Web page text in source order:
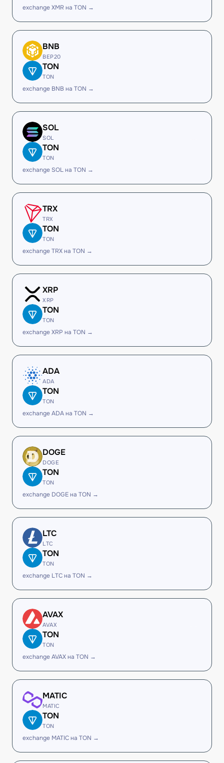
exchange XMR на TON →
BNB
BEP20
TON
TON
exchange BNB на TON →
SOL
SOL
TON
TON
exchange SOL на TON →
TRX
TRX
TON
TON
exchange TRX на TON →
XRP
XRP
TON
TON
exchange XRP на TON →
ADA
ADA
TON
TON
exchange ADA на TON →
DOGE
DOGE
TON
TON
exchange DOGE на TON →
LTC
LTC
TON
TON
exchange LTC на TON →
AVAX
AVAX
TON
TON
exchange AVAX на TON →
MATIC
MATIC
TON
TON
exchange MATIC на TON →